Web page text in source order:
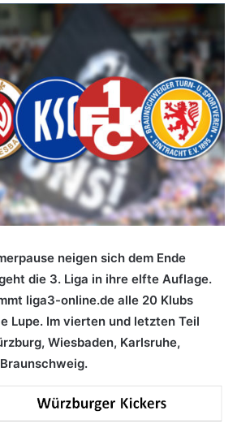
neigen sich dem Ende
die 3. Liga in ihre elfte Auflage.
liga3-online.de alle 20 Klubs
Lupe. Im vierten und letzten Teil
Wiesbaden, Karlsruhe,